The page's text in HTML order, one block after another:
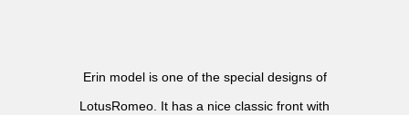
Erin model is one of the special designs of
LotusRomeo. It has a nice classic front with